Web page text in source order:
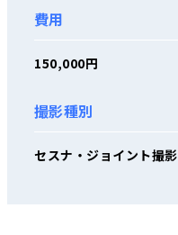
費用
150,000円
撮影種別
セスナ・ジョイント撮影